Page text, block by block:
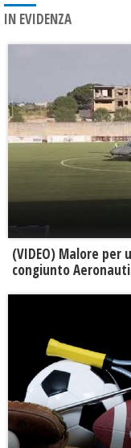
IN EVIDENZA
(VIDEO) Malore
congiunto